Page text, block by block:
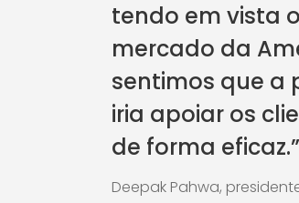
tendo em vista
mercado da
sentimos que a
iria apoiar os
de forma eficaz.”
Deepak Pahwa,